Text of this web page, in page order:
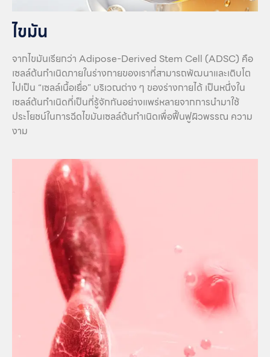
ไขมัน
จากไขมันเรียกว่า Adipose-Derived Stem Cell (ADSC) คือ
เซลล์ต้นกำเนิดภายในร่างกายของเราที่สามารถพัฒนาและเติบโต
ไปเป็น “เซลล์เนื้อเยื่อ” บริเวณต่าง ๆ ของร่างกายได้ เป็นหนึ่งใน
เซลล์ต้นกำเนิดที่เป็นที่รู้จักกันอย่างแพร่หลายจากการนำมาใช้
ประโยชน์ในการฉีดไขมันเซลล์ต้นกำเนิดเพื่อฟื้นฟูผิวพรรณ ความ
งาม